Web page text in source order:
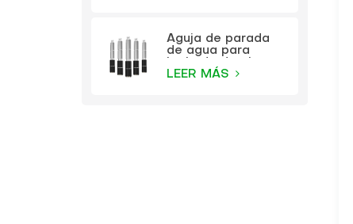
Aguja de parada
de agua para
presión KEZU
LEER MÁS